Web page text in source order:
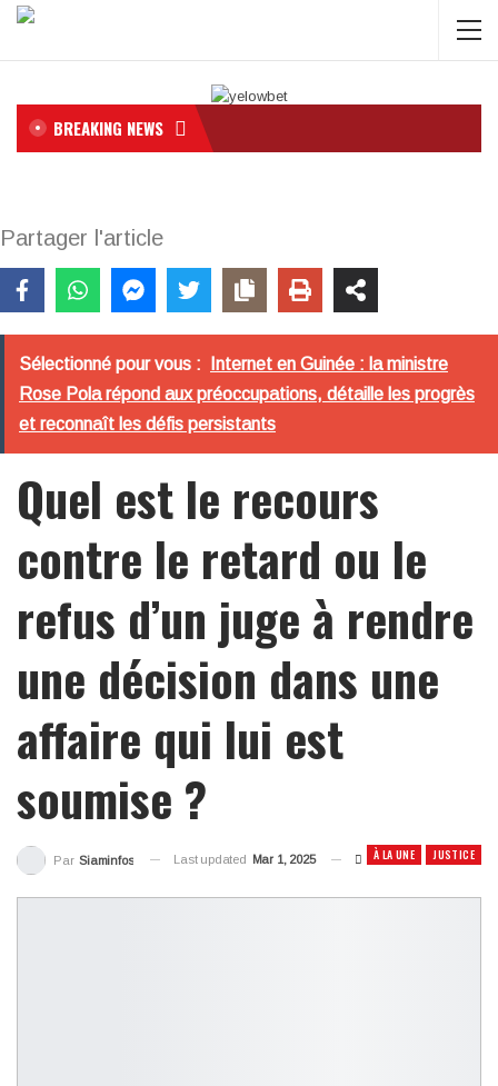
BREAKING NEWS
Partager l'article
Sélectionné pour vous :
Internet en Guinée : la ministre
Rose Pola répond aux préoccupations, détaille les progrès
et reconnaît les défis persistants
Quel est le recours
contre le retard ou le
refus d’un juge à rendre
une décision dans une
affaire qui lui est
soumise ?
À LA UNE JUSTICE
Par Siaminfos Last updated Mar 1, 2025